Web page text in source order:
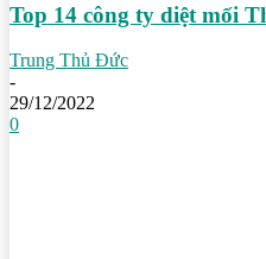
Top 14 công ty diệt mối
Trung Thủ Đức
-
29/12/2022
0